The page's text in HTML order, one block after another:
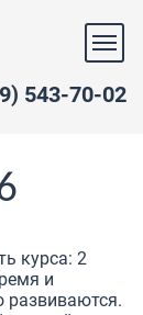
543-70-02
курса: 2
и
развиваются.